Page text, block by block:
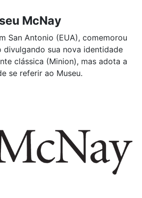
McNay
San Antonio (EUA), comemorou
divulgando sua nova identidade
clássica (Minion), mas adota a
se referir ao Museu.